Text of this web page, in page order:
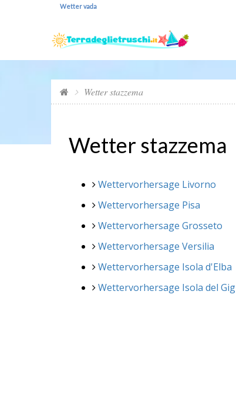
Wetter vada
Wetter stazzema
Wetter stazzema
Wettervorhersage Livorno
Wettervorhersage Pisa
Wettervorhersage Grosseto
Wettervorhersage Versilia
Wettervorhersage Isola d'Elba
Wettervorhersage Isola del